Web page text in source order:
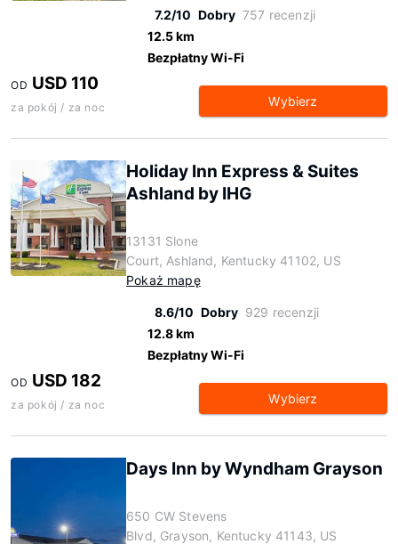
7.2/10 Dobry 757 recenzji
12.5 km
Bezpłatny Wi-Fi
OD USD 110
za pokój / za noc Wybierz
Holiday Inn Express & Suites
Ashland by IHG
13131 Slone
Court, Ashland, Kentucky 41102, US
Pokaż mapę
8.6/10 Dobry 929 recenzji
12.8 km
Bezpłatny Wi-Fi
OD USD 182
za pokój / za noc Wybierz
Days Inn by Wyndham Grayson
650 CW Stevens
Blvd, Grayson, Kentucky 41143, US